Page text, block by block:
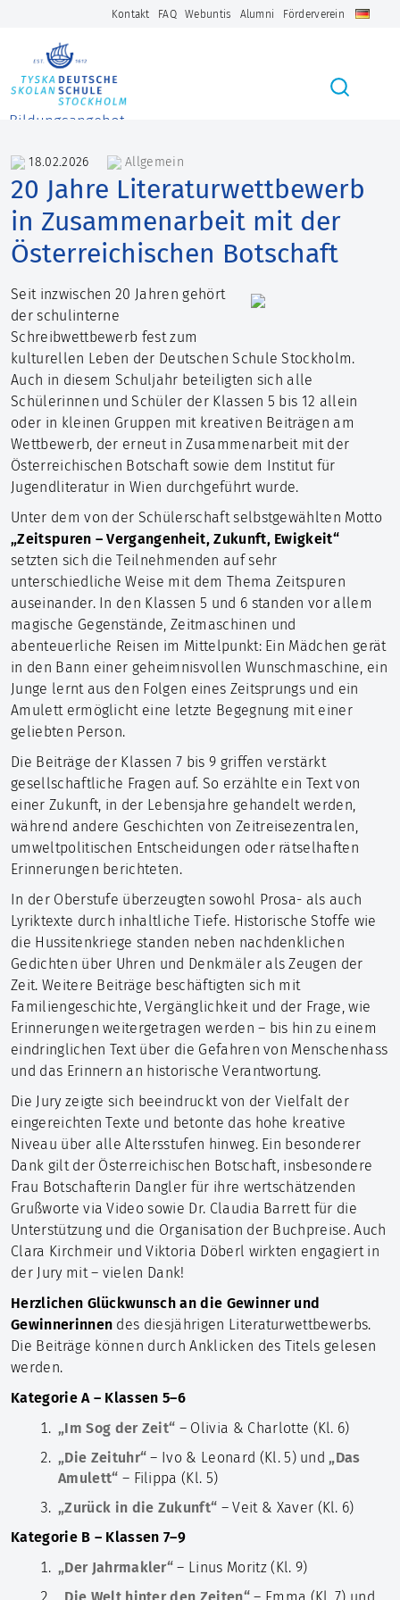
Kontakt FAQ Webuntis Alumni Förderverein
Bildungsangebot
Ganztagsbetreuung
Grundschule (Klassen 0-4)
Freizeitheim (Klassen 0-3)
Gymnasium
weitere Informationen
Sprachzertifikate
DFU/DaF
Schülergesundheitsdienst
Nachhaltigkeit
Über uns
Leitbild
Schulgeschichte
Kollegium
Träger
SMV
Elternbeirat
Rechtsstatus
Aktuelles
Anmeldung
Vorschulklasse
Erste Klasse
Klassen 2-11
Gastaufenthalt
Abmeldung
Schulverein
Stellenangebote
18.02.2026 Allgemein
20 Jahre Literaturwettbewerb
in Zusammenarbeit mit der
Österreichischen Botschaft
Seit inzwischen 20 Jahren gehört
der schulinterne
Schreibwettbewerb fest zum
kulturellen Leben der Deutschen Schule Stockholm.
Auch in diesem Schuljahr beteiligten sich alle
Schülerinnen und Schüler der Klassen 5 bis 12 allein
oder in kleinen Gruppen mit kreativen Beiträgen am
Wettbewerb, der erneut in Zusammenarbeit mit der
Österreichischen Botschaft sowie dem Institut für
Jugendliteratur in Wien durchgeführt wurde.
Unter dem von der Schülerschaft selbstgewählten Motto
„Zeitspuren – Vergangenheit, Zukunft, Ewigkeit“
setzten sich die Teilnehmenden auf sehr
unterschiedliche Weise mit dem Thema Zeitspuren
auseinander. In den Klassen 5 und 6 standen vor allem
magische Gegenstände, Zeitmaschinen und
abenteuerliche Reisen im Mittelpunkt: Ein Mädchen gerät
in den Bann einer geheimnisvollen Wunschmaschine, ein
Junge lernt aus den Folgen eines Zeitsprungs und ein
Amulett ermöglicht eine letzte Begegnung mit einer
geliebten Person.
Die Beiträge der Klassen 7 bis 9 griffen verstärkt
gesellschaftliche Fragen auf. So erzählte ein Text von
einer Zukunft, in der Lebensjahre gehandelt werden,
während andere Geschichten von Zeitreisezentralen,
umweltpolitischen Entscheidungen oder rätselhaften
Erinnerungen berichteten.
In der Oberstufe überzeugten sowohl Prosa- als auch
Lyriktexte durch inhaltliche Tiefe. Historische Stoffe wie
die Hussitenkriege standen neben nachdenklichen
Gedichten über Uhren und Denkmäler als Zeugen der
Zeit. Weitere Beiträge beschäftigten sich mit
Familiengeschichte, Vergänglichkeit und der Frage, wie
Erinnerungen weitergetragen werden – bis hin zu einem
eindringlichen Text über die Gefahren von Menschenhass
und das Erinnern an historische Verantwortung.
Die Jury zeigte sich beeindruckt von der Vielfalt der
eingereichten Texte und betonte das hohe kreative
Niveau über alle Altersstufen hinweg. Ein besonderer
Dank gilt der Österreichischen Botschaft, insbesondere
Frau Botschafterin Dangler für ihre wertschätzenden
Grußworte via Video sowie Dr. Claudia Barrett für die
Unterstützung und die Organisation der Buchpreise. Auch
Clara Kirchmeir und Viktoria Döberl wirkten engagiert in
der Jury mit – vielen Dank!
Herzlichen Glückwunsch an die Gewinner und
Gewinnerinnen des diesjährigen Literaturwettbewerbs.
Die Beiträge können durch Anklicken des Titels gelesen
werden.
Kategorie A – Klassen 5–6
„Im Sog der Zeit“ – Olivia & Charlotte (Kl. 6)
„Die Zeituhr“ – Ivo & Leonard (Kl. 5) und „Das
Amulett“ – Filippa (Kl. 5)
„Zurück in die Zukunft“ – Veit & Xaver (Kl. 6)
Kategorie B – Klassen 7–9
„Der Jahrmakler“ – Linus Moritz (Kl. 9)
„Die Welt hinter den Zeiten“ – Emma (Kl. 7) und